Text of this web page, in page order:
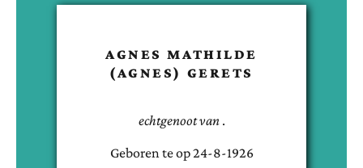
AGNES MATHILDE
(AGNES) GERETS
echtgenoot van .
Geboren teop24-8-1926